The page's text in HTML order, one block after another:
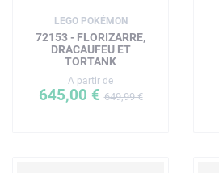
LEGO POKÉMON
72153 - FLORIZARRE,
DRACAUFEU ET
TORTANK
A partir de
645,00 €649,99 €